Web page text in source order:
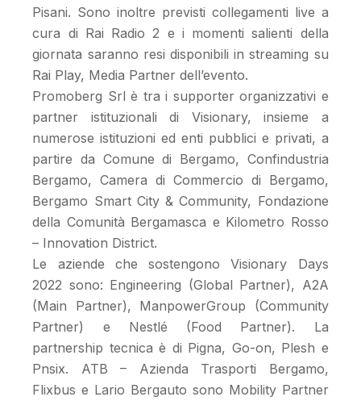
Pisani. Sono inoltre previsti collegamenti live a
cura di Rai Radio 2 e i momenti salienti della
giornata saranno resi disponibili in streaming su
Rai Play, Media Partner dell’evento.
Promoberg Srl è tra i supporter organizzativi e
partner istituzionali di Visionary, insieme a
numerose istituzioni ed enti pubblici e privati, a
partire da Comune di Bergamo, Confindustria
Bergamo, Camera di Commercio di Bergamo,
Bergamo Smart City & Community, Fondazione
della Comunità Bergamasca e Kilometro Rosso
– Innovation District.
Le aziende che sostengono Visionary Days
2022 sono: Engineering (Global Partner), A2A
(Main Partner), ManpowerGroup (Community
Partner) e Nestlé (Food Partner). La
partnership tecnica è di Pigna, Go-on, Plesh e
Pnsix. ATB – Azienda Trasporti Bergamo,
Flixbus e Lario Bergauto sono Mobility Partner